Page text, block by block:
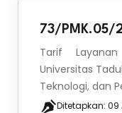
73/PMK.05/
Tarif
Universitas
Teknologi, dan
Ditetapkan: 09